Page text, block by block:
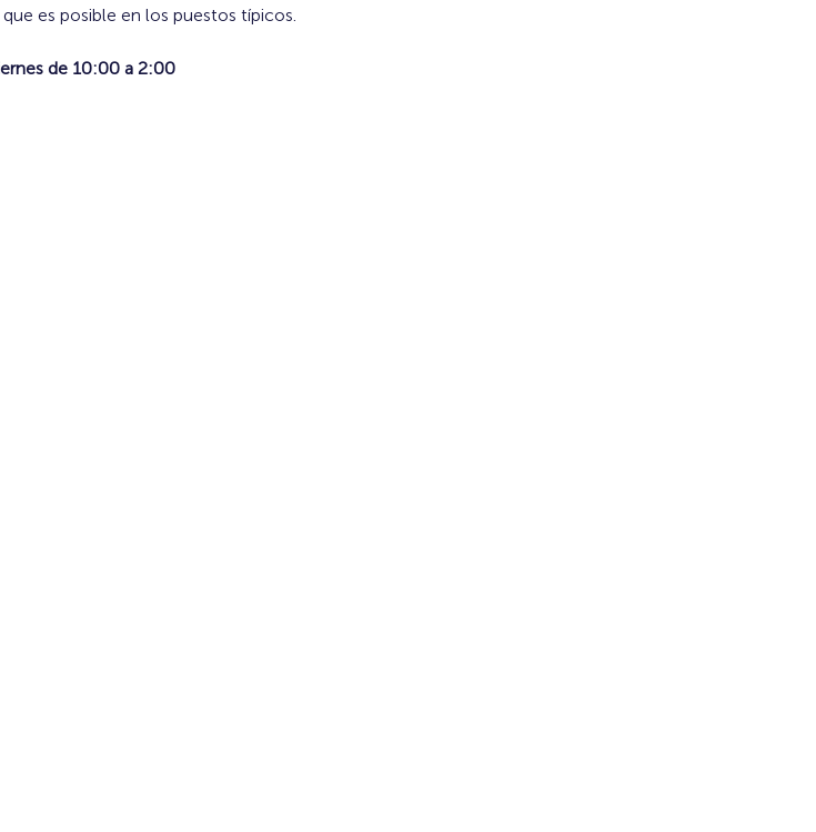
es posible en los puestos típicos.
de 10:00 a 2:00